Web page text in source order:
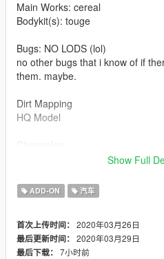
Main Works: cereal
Bodykit(s): touge
Bugs: NO LODS (lol)
no other bugs that i know of if
them. maybe.
Dirt Mapping
HQ Model
finale: crashing gameShow Full
ADD-ON 汽车
首次上传时间： 2020年03月26日
最后更新时间： 2020年03月29日
最后下载： 7小时前